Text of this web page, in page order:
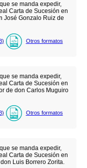
se manda expedir,
Carta de Sucesión en
José Gonzalo Ruiz de
) Otros formatos
se manda expedir,
Carta de Sucesión en
de don Carlos Muguiro
) Otros formatos
se manda expedir,
Carta de Sucesión en
Luis Borrero Zorita.